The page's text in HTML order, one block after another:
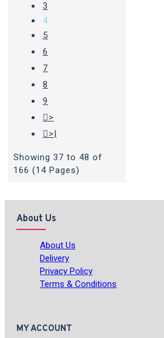
3
4
5
6
7
8
9
>
>|
Showing 37 to 48 of
166 (14 Pages)
About Us
About Us
Delivery
Privacy Policy
Terms & Conditions
MY ACCOUNT